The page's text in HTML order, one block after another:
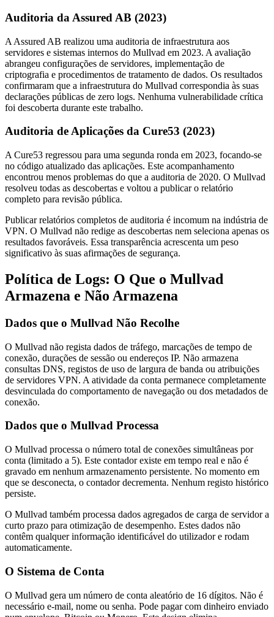
Auditoria da Assured AB (2023)
A Assured AB realizou uma auditoria de infraestrutura aos
servidores e sistemas internos do Mullvad em 2023. A avaliação
abrangeu configurações de servidores, implementação de
criptografia e procedimentos de tratamento de dados. Os resultados
confirmaram que a infraestrutura do Mullvad correspondia às suas
declarações públicas de zero logs. Nenhuma vulnerabilidade crítica
foi descoberta durante este trabalho.
Auditoria de Aplicações da Cure53 (2023)
A Cure53 regressou para uma segunda ronda em 2023, focando-se
no código atualizado das aplicações. Este acompanhamento
encontrou menos problemas do que a auditoria de 2020. O Mullvad
resolveu todas as descobertas e voltou a publicar o relatório
completo para revisão pública.
Publicar relatórios completos de auditoria é incomum na indústria de
VPN. O Mullvad não redige as descobertas nem seleciona apenas os
resultados favoráveis. Essa transparência acrescenta um peso
significativo às suas afirmações de segurança.
Política de Logs: O Que o Mullvad
Armazena e Não Armazena
Dados que o Mullvad Não Recolhe
O Mullvad não regista dados de tráfego, marcações de tempo de
conexão, durações de sessão ou endereços IP. Não armazena
consultas DNS, registos de uso de largura de banda ou atribuições
de servidores VPN. A atividade da conta permanece completamente
desvinculada do comportamento de navegação ou dos metadados de
conexão.
Dados que o Mullvad Processa
O Mullvad processa o número total de conexões simultâneas por
conta (limitado a 5). Este contador existe em tempo real e não é
gravado em nenhum armazenamento persistente. No momento em
que se desconecta, o contador decrementa. Nenhum registo histórico
persiste.
O Mullvad também processa dados agregados de carga de servidor a
curto prazo para otimização de desempenho. Estes dados não
contêm qualquer informação identificável do utilizador e rodam
automaticamente.
O Sistema de Conta
O Mullvad gera um número de conta aleatório de 16 dígitos. Não é
necessário e-mail, nome ou senha. Pode pagar com dinheiro enviado